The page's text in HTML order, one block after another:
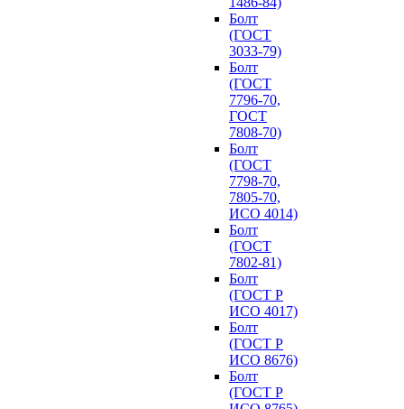
Болт
(ГОСТ
3033-79)
Болт
(ГОСТ
7796-70,
ГОСТ
7808-70)
Болт
(ГОСТ
7798-70,
7805-70,
ИСО 4014)
Болт
(ГОСТ
7802-81)
Болт
(ГОСТ Р
ИСО 4017)
Болт
(ГОСТ Р
ИСО 8676)
Болт
(ГОСТ Р